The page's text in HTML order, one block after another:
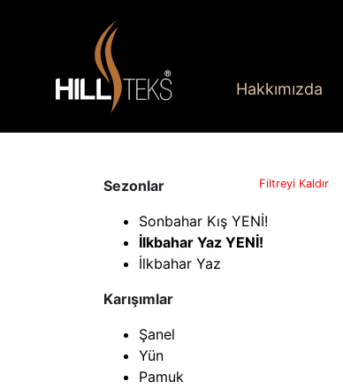
Hakkımızda
Sezonlar Filtreyi Kaldır
Sonbahar Kış YENİ!
İlkbahar Yaz YENİ!
İlkbahar Yaz
Karışımlar
Şanel
Yün
Pamuk